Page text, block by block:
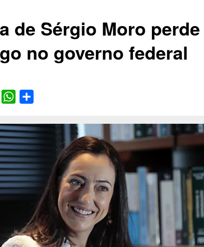
de Sérgio Moro
no governo federal
TelegramWhatsApp